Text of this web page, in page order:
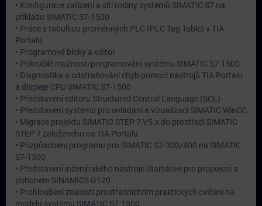
• Konfigurace zařízení a sítí rodiny systémů SIMATIC S7 na
příkladu SIMATIC S7-1500
• Práce s tabulkou proměnných PLC (PLC Tag Table) v TIA
Portalu
• Programové bloky a editor
• Pokročilé možnosti programování systému SIMATIC S7-1500
• Diagnostika a odstraňování chyb pomocí nástrojů TIA Portalu
a displeje CPU SIMATIC S7-1500
• Představení editoru Structured Control Language (SCL)
• Představení systému pro ovládání a vizualizaci SIMATIC WinCC
• Migrace projektu SIMATIC STEP 7 V5.x do prostředí SIMATIC
STEP 7 založeného na TIA Portalu
• Přizpůsobení programu pro SIMATIC S7-300/400 na SIMATIC
S7-1500
• Představení inženýrského nástroje Startdrive pro propojení s
pohonem SINAMICS G120
• Prohloubení znalostí prostřednictvím praktických cvičení na
modelu systému SIMATIC S7-1500